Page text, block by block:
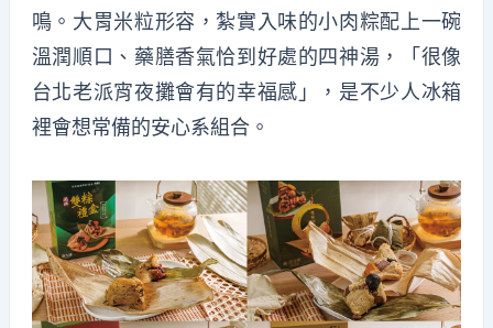
鳴。大胃米粒形容，紮實入味的小肉粽配 上一碗
溫潤順口、藥膳香氣恰到好處的四神湯，「很像
台北老派宵夜攤會有的幸福感」，是不少人冰箱
裡會想常備的安心系組合。